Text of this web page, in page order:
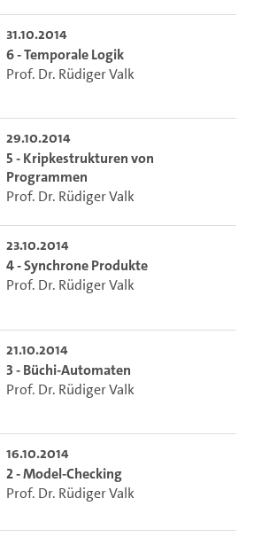
31.10.2014
6 - Temporale Logik
Prof. Dr. Rüdiger Valk
29.10.2014
5 - Kripkestrukturen von
Programmen
Prof. Dr. Rüdiger Valk
23.10.2014
4 - Synchrone Produkte
Prof. Dr. Rüdiger Valk
21.10.2014
3 - Büchi-Automaten
Prof. Dr. Rüdiger Valk
16.10.2014
2 - Model-Checking
Prof. Dr. Rüdiger Valk